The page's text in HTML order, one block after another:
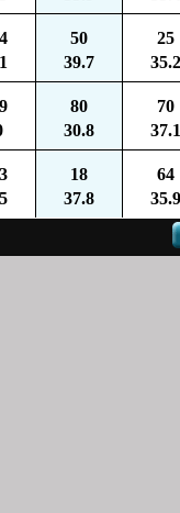
50
39.7
25
35.2
80
30.8
70
37.1
18
37.8
64
35.9